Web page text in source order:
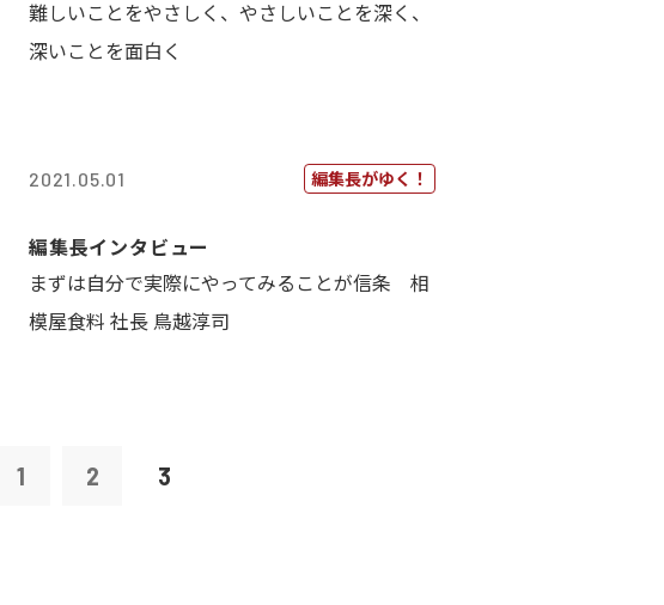
難しいことをやさしく、やさしいことを深く、
深いことを面白く
2021.05.01 編集長がゆく！
編集長インタビュー
まずは自分で実際にやってみることが信条 相
模屋食料 社長 鳥越淳司
1 2 3